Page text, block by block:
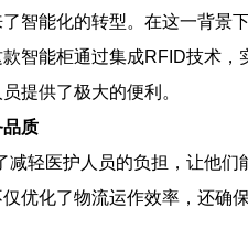
智能化的转型。在这一背景
智能柜通过集成RFID技术
提供了极大的便利。
质
轻医护人员的负担，让他
优化了物流运作效率，还确